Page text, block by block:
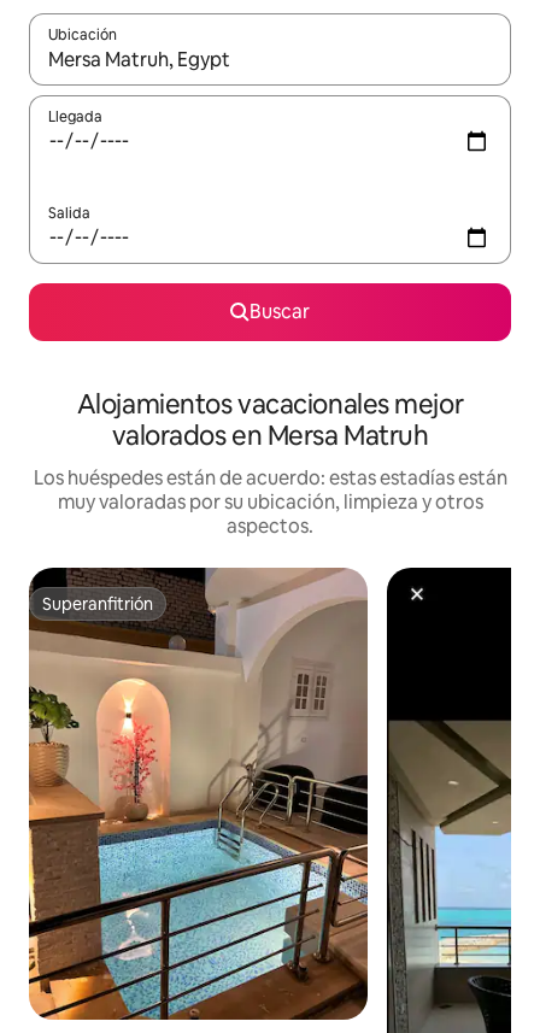
Ubicación
Cuando los resultados estén disponibles, navega con las
Llegada
Salida
Buscar
Alojamientos vacacionales mejor
valorados en Mersa Matruh
Los huéspedes están de acuerdo: estas estadías están
muy valoradas por su ubicación, limpieza y otros
aspectos.
Superanfitrión
Superanfitrión